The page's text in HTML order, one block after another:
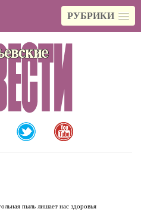
РУБРИКИ
пыль лишает нас здоровья